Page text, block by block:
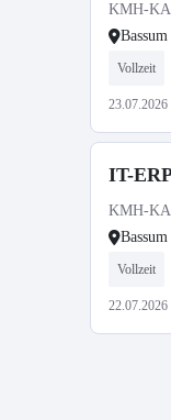
KMH-
Bassum
Vollzeit
23.07.2026
IT-
KMH-
Bassum
Vollzeit
22.07.2026